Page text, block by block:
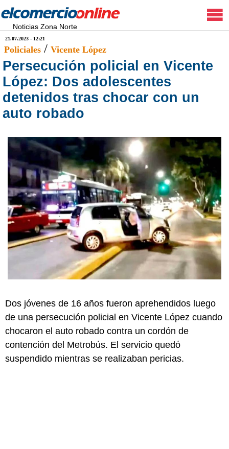
Noticias Zona Norte
21.07.2023 - 12:21
Policiales / Vicente López
Persecución policial en Vicente
López: Dos adolescentes
detenidos tras chocar con un
auto robado
Dos jóvenes de 16 años fueron aprehendidos luego
de una persecución policial en Vicente López cuando
chocaron el auto robado contra un cordón de
contención del Metrobús. El servicio quedó
suspendido mientras se realizaban pericias.